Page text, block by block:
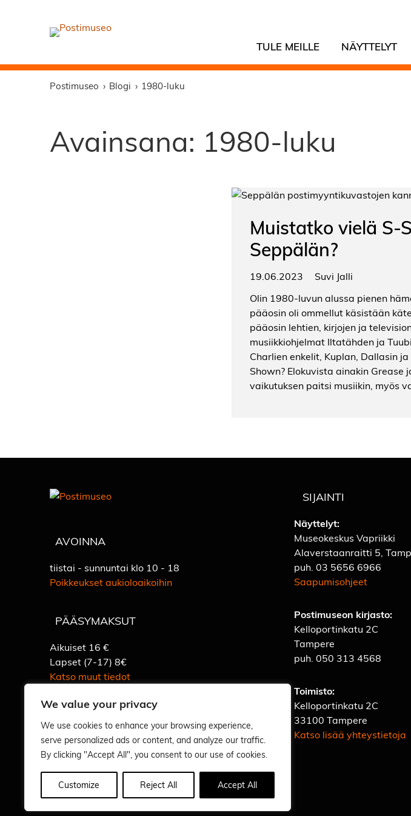
We value your privacy
We use cookies to enhance your browsing experience,
serve personalized ads or content, and analyze our traffic.
By clicking "Accept All", you consent to our use of cookies.
Customize Reject All Accept All
TULE MEILLE NÄYTTELYT
Postimuseo Blogi 1980-luku
Avainsana: 1980-luku
Muistatko vielä S-
Seppälän?
19.06.2023
Suvi Jalli
Olin 1980-luvun alussa pienen
pääosin oli ommellut käsistään
pääosin lehtien, kirjojen ja
musiikkiohjelmat Iltatähden ja
Charlien enkelit, Kuplan, Dallasin
Shown? Elokuvista ainakin Grease
vaikutuksen paitsi musiikin, myös
AVOINNA
tiistai - sunnuntai klo 10 - 18
Poikkeukset aukioloaikoihin
PÄÄSYMAKSUT
Aikuiset 16 €
Lapset (7-17) 8€
Katso muut tiedot
Vastuullisuus
SIJAINTI
Näyttelyt:
Museokeskus Vapriikki
Alaverstaanraitti 5,
puh.03 5656 6966
Saapumisohjeet
Postimuseon kirjasto:
Kelloportinkatu 2C
Tampere
puh.050 313 4568
Toimisto:
Kelloportinkatu 2C
33100 Tampere
Katso lisää yhteystietoja